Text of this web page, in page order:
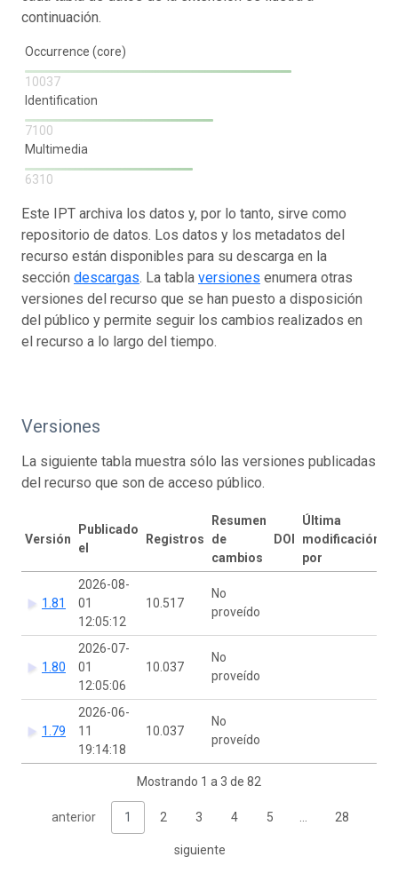
continuación.
Occurrence (core)
10037
Identification
7100
Multimedia
6310
Este IPT archiva los datos y, por lo tanto, sirve como
repositorio de datos. Los datos y los metadatos del
recurso están disponibles para su descarga en la
sección descargas. La tabla versiones enumera otras
versiones del recurso que se han puesto a disposición
del público y permite seguir los cambios realizados en
el recurso a lo largo del tiempo.
Versiones
La siguiente tabla muestra sólo las versiones publicadas
del recurso que son de acceso público.
Versión
Publicado
el
Registros
Resumen
de
cambios
DOI
Última
modificación
por
1.81
2026-08-
01
12:05:12
10.517
No
proveído
1.80
2026-07-
01
12:05:06
10.037
No
proveído
1.79
2026-06-
11
19:14:18
10.037
No
proveído
Mostrando 1 a 3 de 82
anterior 1 2 3 4 5 28
siguiente